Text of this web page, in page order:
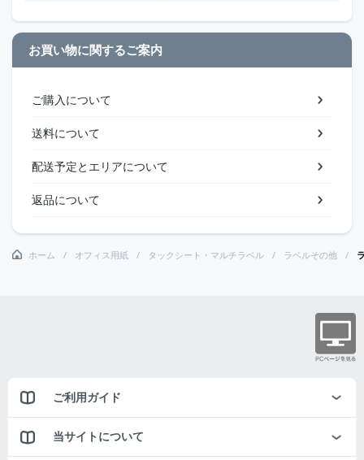
お買い物に関するご案内
ご購入について
送料について
配送予定とエリアについて
返品について
ホーム オフィス用紙 タックシート・マルチラベル ラベルその他
ご利用ガイド
当サイトについて